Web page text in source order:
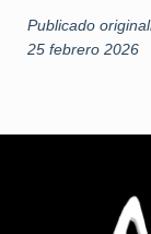
Publicado
25 febrero 2026